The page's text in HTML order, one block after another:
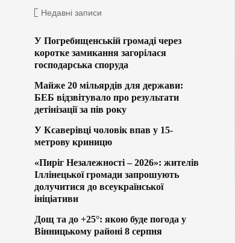
Недавні записи
У Погребищенській громаді через
коротке замикання загорілася
господарська споруда
Майже 20 мільярдів для держави:
БЕБ відзвітувало про результати
детінізації за пів року
У Ксаверівці чоловік впав у 15-
метрову криницю
«Пиріг Незалежності – 2026»: жителів
Іллінецької громади запрошують
долучитися до всеукраїнської
ініціативи
Дощ та до +25°: якою буде погода у
Вінницькому районі 8 серпня